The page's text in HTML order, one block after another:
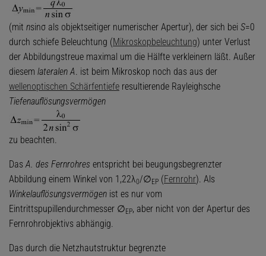
(mit nsinσ als objektseitiger numerischer Apertur), der sich bei S=0
durch schiefe Beleuchtung (Mikroskopbeleuchtung) unter Verlust
der Abbildungstreue maximal um die Hälfte verkleinern läßt. Außer
diesem lateralen A. ist beim Mikroskop noch das aus der
wellenoptischen Schärfentiefe resultierende Rayleighsche
Tiefenauflösungsvermögen
zu beachten.
DasA. des Fernrohres entspricht bei beugungsbegrenzter
Abbildung einem Winkel von 1,22λ0/∅EP (Fernrohr). Als
Winkelauflösungsvermögen ist es nur vom
Eintrittspupillendurchmesser ∅EP, aber nicht von der Apertur des
Fernrohrobjektivs abhängig.
Das durch die Netzhautstruktur begrenzte